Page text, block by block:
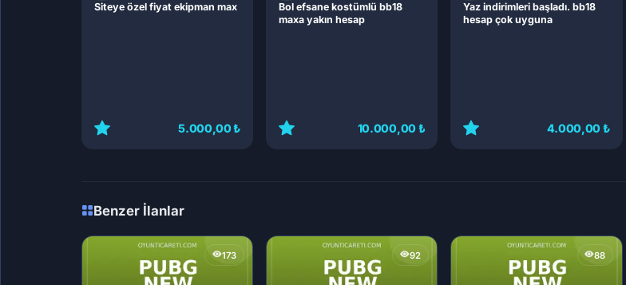
Siteye özel fiyat ekipman max
5.000,00 ₺
Bol efsane kostümlü bb18
maxa yakın hesap
10.000,00 ₺
Yaz indirimleri başladı. bb18
hesap çok uyguna
4.000,00 ₺
Benzer İlanlar
173 92 88